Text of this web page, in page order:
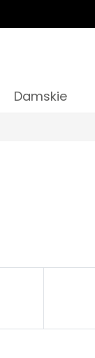
Damskie